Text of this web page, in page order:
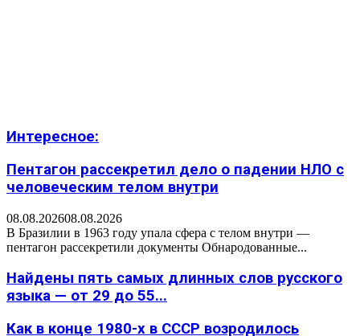
Интересное:
Пентагон рассекретил дело о падении НЛО с
человеческим телом внутри
08.08.202608.08.2026
В Бразилии в 1963 году упала сфера с телом внутри —
пентагон рассекретили документы Обнародованные...
Найдены пять самых длинных слов русского
языка — от 29 до 55...
Как в конце 1980-х в СССР возродилось